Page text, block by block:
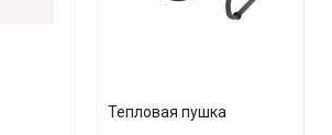
Тепловая пушка